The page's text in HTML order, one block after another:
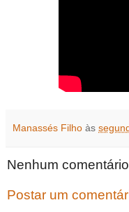
Manassés Filho às
Nenhum
Postar um